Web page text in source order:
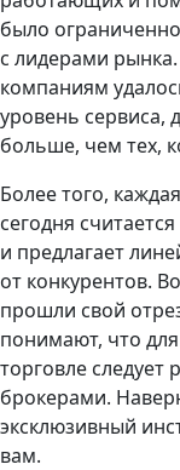
было
с лидерами
компаниям
уровень сервиса,
больше, чем тех,
Более того,
сегодня
и предлагает
от конкурентов.
прошли свой
понимают, что
торговле следует
брокерами.
эксклюзивный
вам.